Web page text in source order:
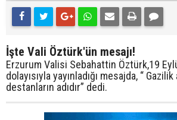
İşte Vali Öztürk'ün mesajı!
Erzurum Valisi Sebahattin Öztürk,19
dolayısıyla yayınladığı mesajda, “
destanların adıdır” dedi.